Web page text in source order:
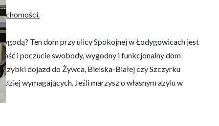
Ten dom przy ulicy Spokojnej w Łodygowicach jest
i poczucie swobody, wygodny i funkcjonalny dom
dojazd do Żywca, Bielska-Białej czy Szczyrku
wymagających. Jeśli marzysz o własnym azylu w